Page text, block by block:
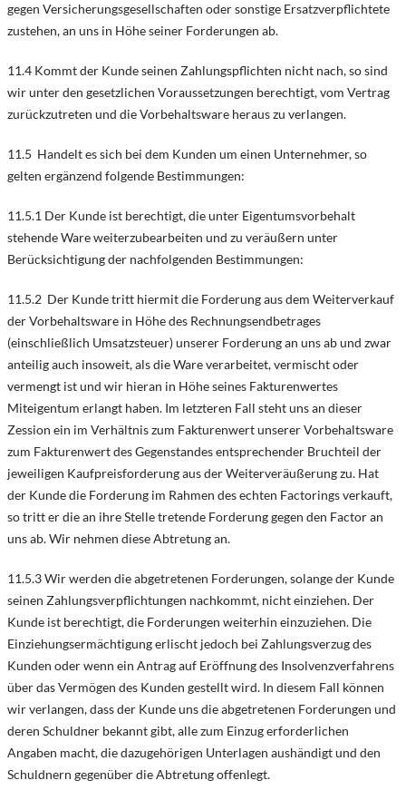
gegen Versicherungsgesellschaften oder sonstige Ersatzverpflichtete
zustehen, an uns in Höhe seiner Forderungen ab.
11.4 Kommt der Kunde seinen Zahlungspflichten nicht nach, so sind
wir unter den gesetzlichen Voraussetzungen berechtigt, vom Vertrag
zurückzutreten und die Vorbehaltsware heraus zu verlangen.
11.5 Handelt es sich bei dem Kunden um einen Unternehmer, so
gelten ergänzend folgende Bestimmungen:
11.5.1 Der Kunde ist berechtigt, die unter Eigentumsvorbehalt
stehende Ware weiterzubearbeiten und zu veräußern unter
Berücksichtigung der nachfolgenden Bestimmungen:
11.5.2 Der Kunde tritt hiermit die Forderung aus dem Weiterverkauf
der Vorbehaltsware in Höhe des Rechnungsendbetrages
(einschließlich Umsatzsteuer) unserer Forderung an uns ab und zwar
anteilig auch insoweit, als die Ware verarbeitet, vermischt oder
vermengt ist und wir hieran in Höhe seines Fakturenwertes
Miteigentum erlangt haben. Im letzteren Fall steht uns an dieser
Zession ein im Verhältnis zum Fakturenwert unserer Vorbehaltsware
zum Fakturenwert des Gegenstandes entsprechender Bruchteil der
jeweiligen Kaufpreisforderung aus der Weiterveräußerung zu. Hat
der Kunde die Forderung im Rahmen des echten Factorings verkauft,
so tritt er die an ihre Stelle tretende Forderung gegen den Factor an
uns ab. Wir nehmen diese Abtretung an.
11.5.3 Wir werden die abgetretenen Forderungen, solange der Kunde
seinen Zahlungsverpflichtungen nachkommt, nicht einziehen. Der
Kunde ist berechtigt, die Forderungen weiterhin einzuziehen. Die
Einziehungsermächtigung erlischt jedoch bei Zahlungsverzug des
Kunden oder wenn ein Antrag auf Eröffnung des Insolvenzverfahrens
über das Vermögen des Kunden gestellt wird. In diesem Fall können
wir verlangen, dass der Kunde uns die abgetretenen Forderungen und
deren Schuldner bekannt gibt, alle zum Einzug erforderlichen
Angaben macht, die dazugehörigen Unterlagen aushändigt und den
Schuldnern gegenüber die Abtretung offenlegt.